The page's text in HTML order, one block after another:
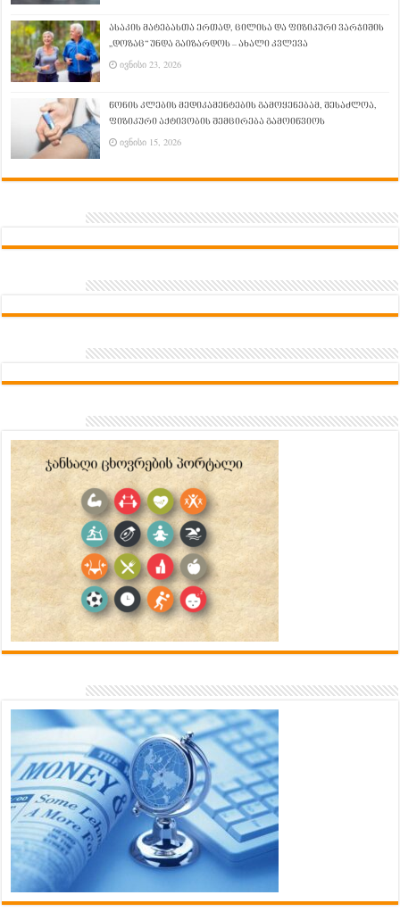
ასაკის მატებასთა ერთად, ცილისა და ფიზიკური ვარჯიშის
„დოზაც“ უნდა გაიზარდოს – ახალი კვლევა
ივნისი 23, 2026
წონის კლების მედიკამენტების გამოყენებამ, შესაძლოა,
ფიზიკური აქტივობის შემცირება გამოიწვიოს
ივნისი 15, 2026